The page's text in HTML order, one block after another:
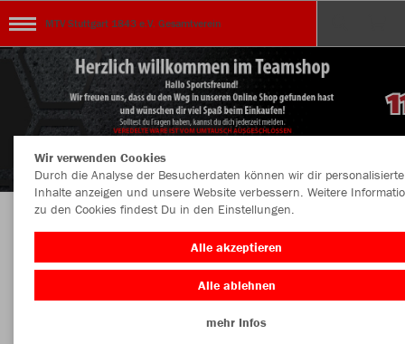
MTV Stuttgart 1843 e.V. Gesamtverein
Herzlich Willkommen im Teamshop MTV
Stuttgart 1843 e.V. Gesamtverein
Wir verwenden Cookies
Durch die Analyse der Besucherdaten können wir dir personalisierte
Inhalte anzeigen und unsere Website verbessern. Weitere
zu den Cookies findest Du in den Einstellungen.
Alle akzeptieren
Alle ablehnen
mehr Infos